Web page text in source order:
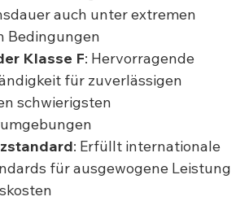
auch unter extremen
Bedingungen
Klasse F: Hervorragende
für zuverlässigen
schwierigsten
: Erfüllt internationale
für ausgewogene Leistung